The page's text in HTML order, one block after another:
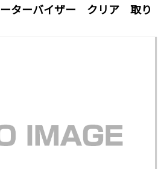
ターバイザー クリア 取り